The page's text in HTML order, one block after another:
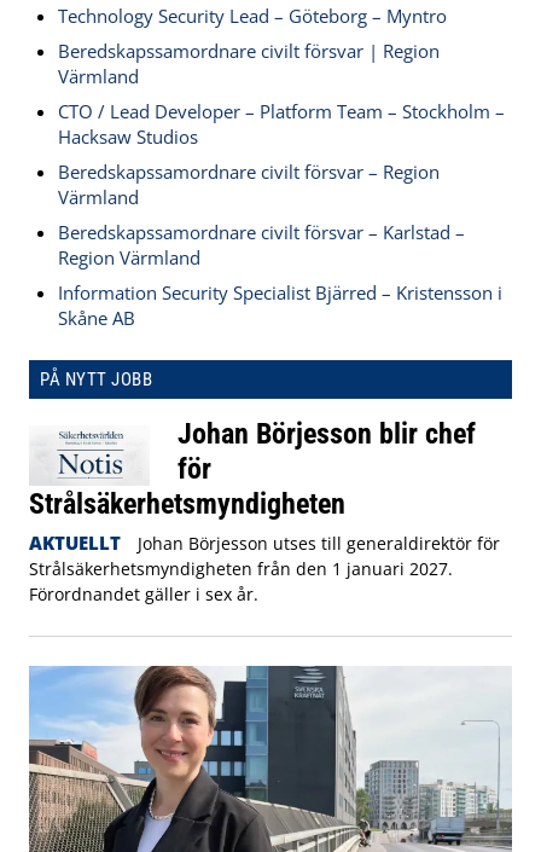
Technology Security Lead – Göteborg – Myntro
Beredskapssamordnare civilt försvar | Region
Värmland
CTO / Lead Developer – Platform Team – Stockholm –
Hacksaw Studios
Beredskapssamordnare civilt försvar – Region
Värmland
Beredskapssamordnare civilt försvar – Karlstad –
Region Värmland
Information Security Specialist Bjärred – Kristensson i
Skåne AB
PÅ NYTT JOBB
Johan Börjesson blir chef
för
Strålsäkerhetsmyndigheten
AKTUELLT
Johan Börjesson utses till generaldirektör för
Strålsäkerhetsmyndigheten från den 1 januari 2027.
Förordnandet gäller i sex år.